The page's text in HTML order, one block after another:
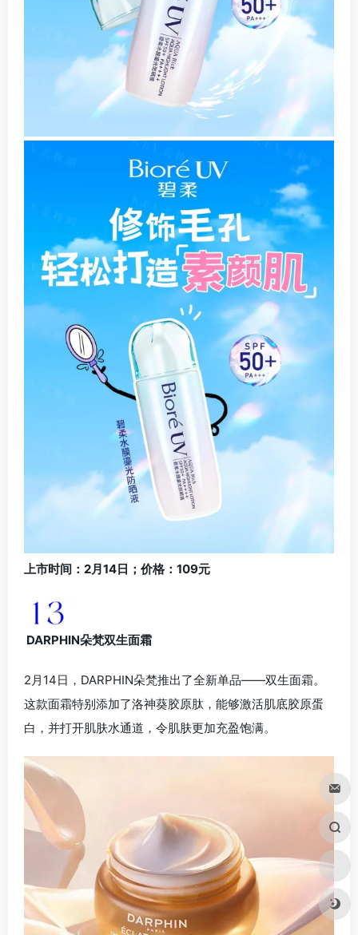
上市时间：2月14日；价格：109元
DARPHIN朵梵双生面霜
2月14日，DARPHIN朵梵推出了全新单品——双生面霜。
这款面霜特别添加了洛神葵胶原肽，能够激活肌底胶原蛋
白，并打开肌肤水通道，令肌肤更加充盈饱满。